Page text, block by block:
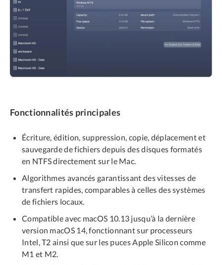
Fonctionnalités principales
Écriture, édition, suppression, copie, déplacement et
sauvegarde de fichiers depuis des disques formatés
en NTFS directement sur le Mac.
Algorithmes avancés garantissant des vitesses de
transfert rapides, comparables à celles des systèmes
de fichiers locaux.
Compatible avec macOS 10.13 jusqu’à la dernière
version macOS 14, fonctionnant sur processeurs
Intel, T2 ainsi que sur les puces Apple Silicon comme
M1 et M2.